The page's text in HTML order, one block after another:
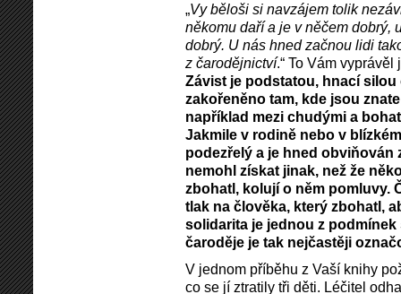
„Vy běloši si navzájem tolik
někomu daří a je v něčem dobrý,
dobrý. U nás hned začnou lidi
z čarodějnictví.“ To Vám
Závist je podstatou, hnací
zakořeněno tam, kde jsou
například mezi chudými a
Jakmile v rodině nebo v
podezřelý a je hned obviňován
nemohl získat jinak, než že
zbohatl, kolují o něm pomluvy.
tlak na člověka, který zbohatl,
solidarita je jednou z
čaroděje je tak nejčastěji
V jednom příběhu z Vaší knihy
co se jí ztratily tři děti. Léčitel